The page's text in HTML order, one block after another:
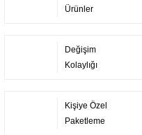
Ürünler
Değişim
Kolaylığı
Kişiye Özel
Paketleme